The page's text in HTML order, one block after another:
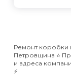
Ремонт коробки
Петровщина ⭐️
и адреса
⚡️